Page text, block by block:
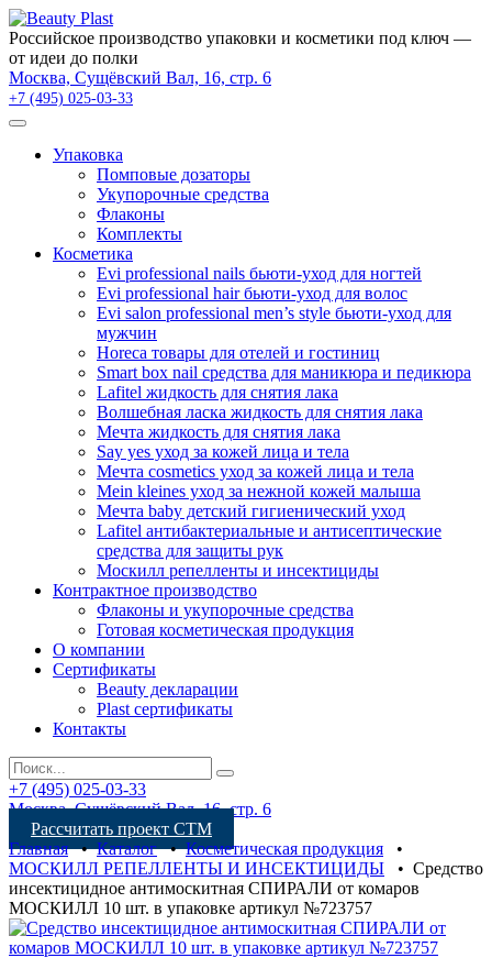
Российское производство упаковки и косметики под ключ —
от идеи до полки
Москва, Сущёвский Вал, 16, стр. 6
+7 (495) 025-03-33
Упаковка
Помповые дозаторы
Укупорочные средства
Флаконы
Комплекты
Косметика
Evi professional nails бьюти-уход для ногтей
Evi professional hair бьюти-уход для волос
Evi salon professional men’s style бьюти-уход для
мужчин
Horeca товары для отелей и гостиниц
Smart box nail средства для маникюра и педикюра
Lafitel жидкость для снятия лака
Волшебная ласка жидкость для снятия лака
Мечта жидкость для снятия лака
Say yes уход за кожей лица и тела
Мечта cosmetics уход за кожей лица и тела
Mein kleines уход за нежной кожей малыша
Мечта baby детский гигиенический уход
Lafitel антибактериальные и антисептические
средства для защиты рук
Москилл репелленты и инсектициды
Контрактное производство
Флаконы и укупорочные средства
Готовая косметическая продукция
О компании
Сертификаты
Beauty декларации
Plast сертификаты
Контакты
+7 (495) 025-03-33
Москва, Сущёвский Вал, 16, стр. 6
Рассчитать проект СТМ
Главная•Каталог•Косметическая продукция •
МОСКИЛЛ РЕПЕЛЛЕНТЫ И ИНСЕКТИЦИДЫ • Средство
инсектицидное антимоскитная СПИРАЛИ от комаров
МОСКИЛЛ 10 шт. в упаковке артикул №723757
×